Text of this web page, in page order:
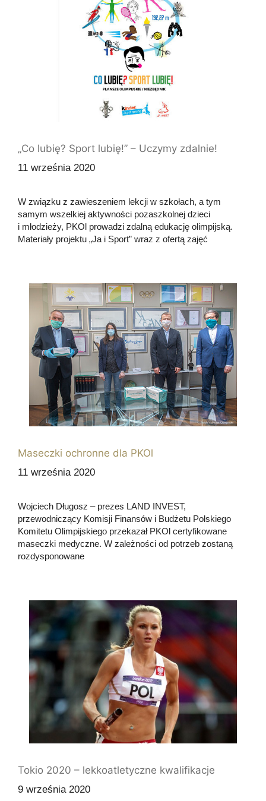
„Co lubię? Sport lubię!” – Uczymy zdalnie!
11 września 2020
W związku z zawieszeniem lekcji w szkołach, a tym
samym wszelkiej aktywności pozaszkolnej dzieci
i młodzieży, PKOl prowadzi zdalną edukację olimpijską.
Materiały projektu „Ja i Sport” wraz z ofertą zajęć
Maseczki ochronne dla PKOl
11 września 2020
Wojciech Długosz – prezes LAND INVEST,
przewodniczący Komisji Finansów i Budżetu Polskiego
Komitetu Olimpijskiego przekazał PKOl certyfikowane
maseczki medyczne. W zależności od potrzeb zostaną
rozdysponowane
Tokio 2020 – lekkoatletyczne kwalifikacje
9 września 2020